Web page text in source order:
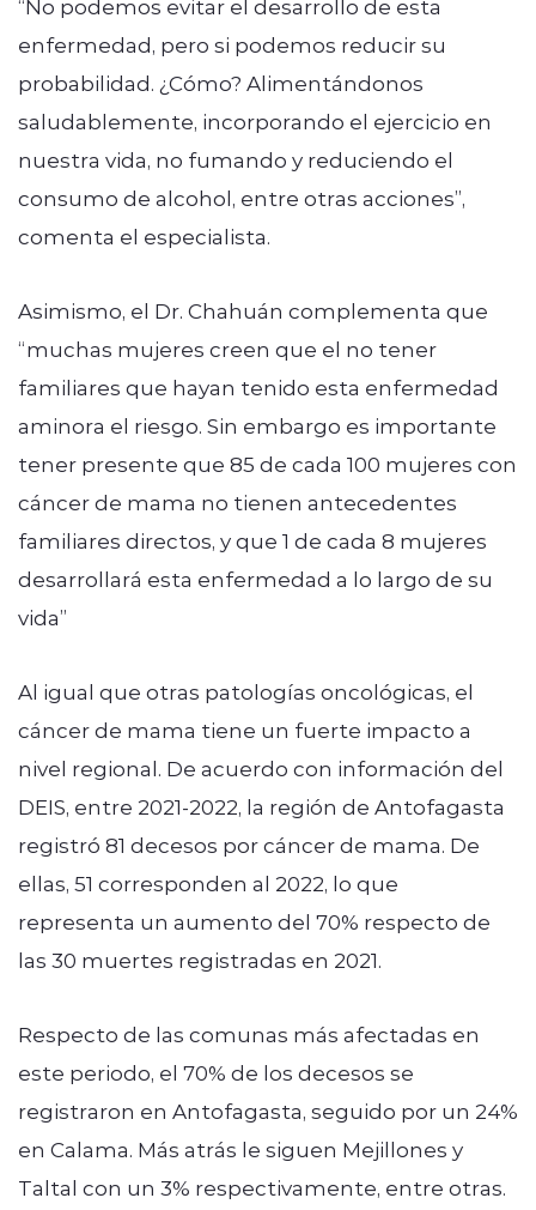
“No podemos evitar el desarrollo de esta
enfermedad, pero si podemos reducir su
probabilidad. ¿Cómo? Alimentándonos
saludablemente, incorporando el ejercicio en
nuestra vida, no fumando y reduciendo el
consumo de alcohol, entre otras acciones”,
comenta el especialista.
Asimismo, el Dr. Chahuán complementa que
“muchas mujeres creen que el no tener
familiares que hayan tenido esta enfermedad
aminora el riesgo. Sin embargo es importante
tener presente que 85 de cada 100 mujeres con
cáncer de mama no tienen antecedentes
familiares directos, y que 1 de cada 8 mujeres
desarrollará esta enfermedad a lo largo de su
vida”
Al igual que otras patologías oncológicas, el
cáncer de mama tiene un fuerte impacto a
nivel regional. De acuerdo con información del
DEIS, entre 2021-2022, la región de Antofagasta
registró 81 decesos por cáncer de mama. De
ellas, 51 corresponden al 2022, lo que
representa un aumento del 70% respecto de
las 30 muertes registradas en 2021.
Respecto de las comunas más afectadas en
este periodo, el 70% de los decesos se
registraron en Antofagasta, seguido por un 24%
en Calama. Más atrás le siguen Mejillones y
Taltal con un 3% respectivamente, entre otras.